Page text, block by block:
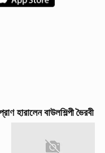
হারালেন বাউলশিল্পী ভৈরবী